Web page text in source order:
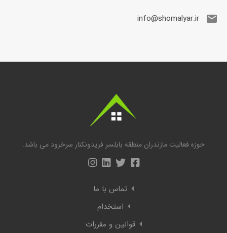
info@shomalyar.ir
حوزه فعالیت مازندران منطقه بابلسر فریدونکنار سرخرود می باشد.
تماس با ما
استخدام
قوانین و مقررات